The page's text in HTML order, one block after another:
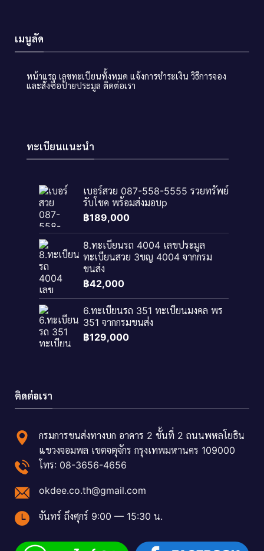
เมนูลัด
หน้าแรก เลขทะเบียนทั้งหมด แจ้งการชำระเงิน วิธีการจอง
และสั่งซื้อป้ายประมูล ติดต่อเรา
ทะเบียนแนะนำ
เบอร์สวย 087-558-5555 รวยทรัพย์
รับโชค พร้อมส่งมอบp
฿189,000
8.ทะเบียนรถ 4004 เลขประมูล
ทะเบียนสวย 3ขญ 4004 จากกรม
ขนส่ง
฿42,000
6.ทะเบียนรถ 351 ทะเบียนมงคล พร
351 จากกรมขนส่ง
฿129,000
ติดต่อเรา
กรมการขนส่งทางบก อาคาร 2 ชั้นที่ 2 ถนนพหลโยธิน
แขวงจอมพล เขตจตุจักร กรุงเทพมหานคร 109000
โทร: 08-3656-4656
okdee.co.th@gmail.com
จันทร์ ถึงศุกร์ 9:00 — 15:30 น.